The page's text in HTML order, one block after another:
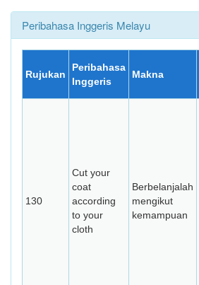
Peribahasa Inggeris Melayu
Rujukan
Peribahasa
Inggeris
Makna
130
Cut your
coat
according
to your
cloth
Berbelanjalah
mengikut
kemampuan